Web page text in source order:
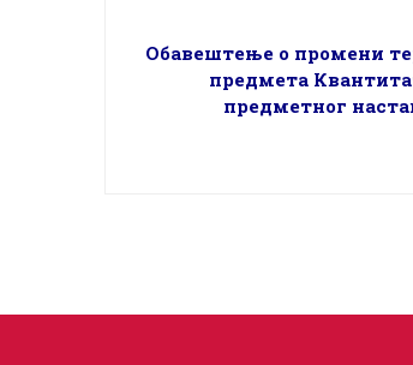
Обавештење о промени
предмета
предметног